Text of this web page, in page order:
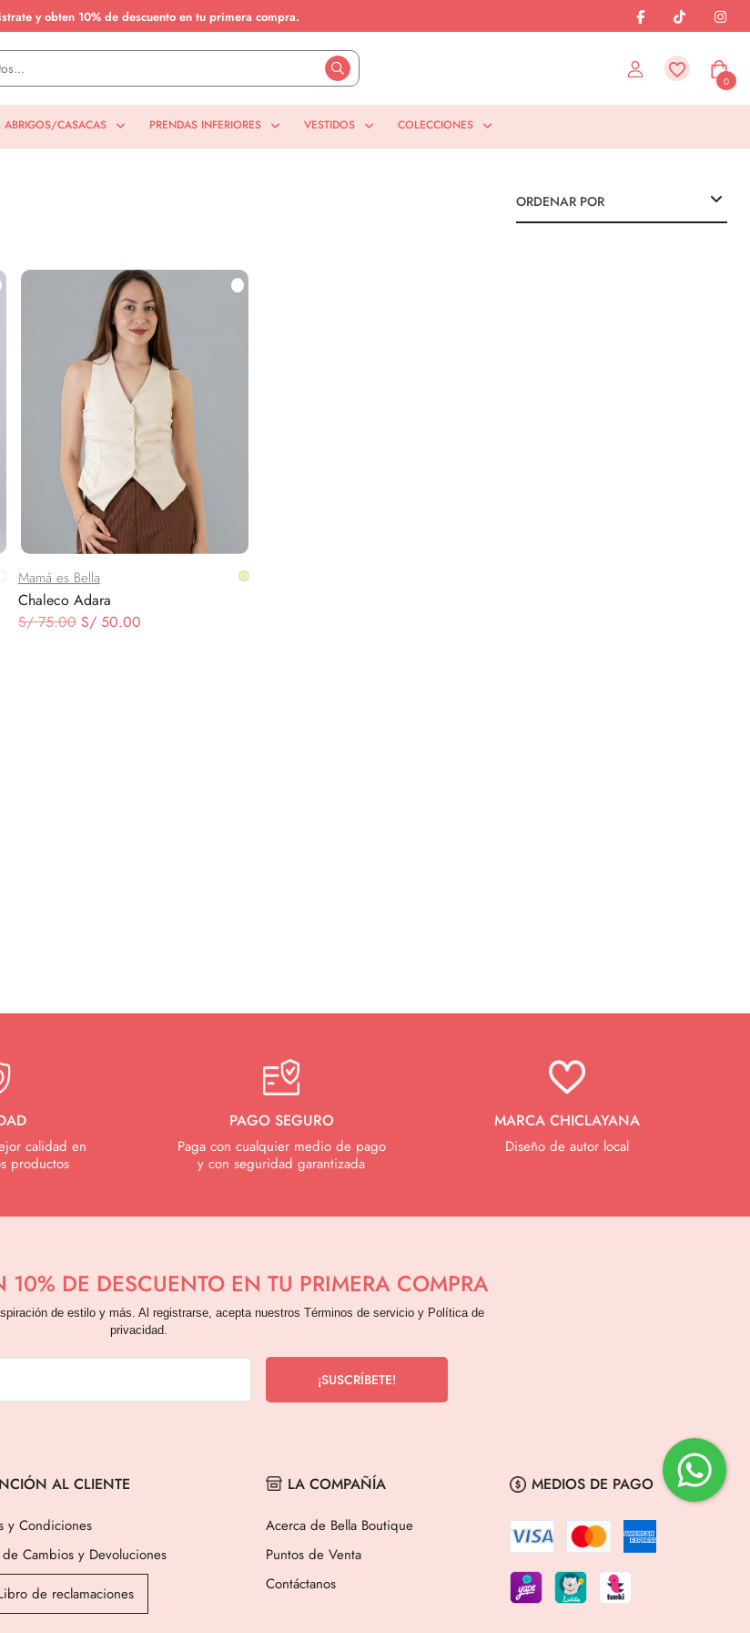
y obten 10% de descuento en tu primera compra.
0
ABRIGOS/CASACAS PRENDAS INFERIORES VESTIDOS COLECCIONES
ORDENAR POR
Mamá es Bella
Chaleco Adara
S/75.00 El
S/50.00El
calidad en
productos
PAGO SEGURO
Paga con cualquier medio de pago
y con seguridad garantizada
MARCA CHICLAYANA
Diseño de autor local
10% DE DESCUENTO EN TU PRIMERA COMPRA
de estilo y más. Al registrarse, acepta nuestros Términos de servicio y Política de
privacidad.
AL CLIENTE
y Condiciones
de Cambios y Devoluciones
de reclamaciones
LA COMPAÑÍA
Acerca de Bella Boutique
Puntos de Venta
Contáctanos
MEDIOS DE PAGO